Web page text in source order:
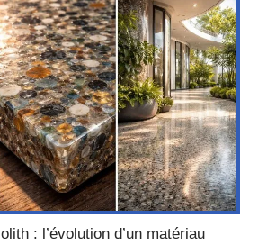
: l’évolution d’un matériau